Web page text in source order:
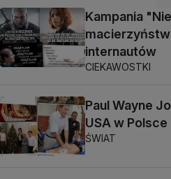
Kampania
internautów
CIEKAWOSTKI
Paul Wayne
USA w Polsce
ŚWIAT